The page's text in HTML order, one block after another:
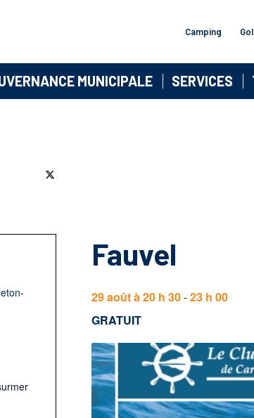
Camping
MUNICIPALE SERVICES
Fauvel
29 août à 20 h 30-23 h 00
GRATUIT